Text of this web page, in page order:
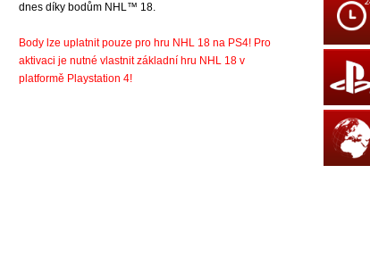
dnes díky bodům NHL™ 18.
Body lze uplatnit pouze pro hru NHL 18 na PS4! Pro
aktivaci je nutné vlastnit základní hru NHL 18 v
platformě Playstation 4!